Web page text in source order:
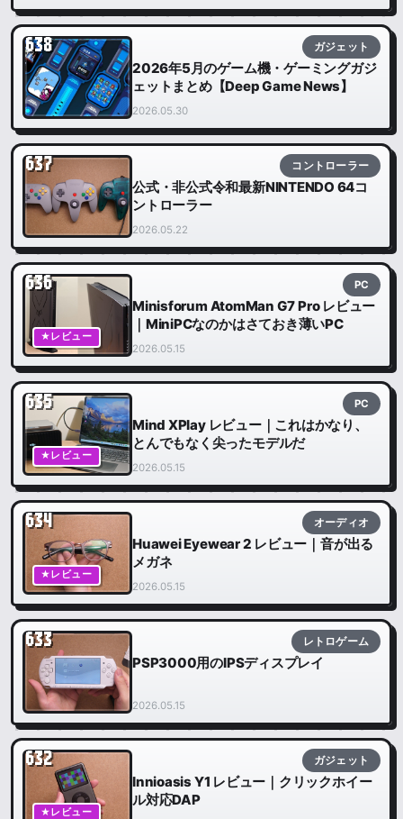
638 ガジェット
2026年5月のゲーム機・ゲーミングガジ
ェットまとめ【Deep Game News】
2026.05.30
637 コントローラー
公式・非公式令和最新NINTENDO 64コ
ントローラー
2026.05.22
★レビュー
636 PC
Minisforum AtomMan G7 Pro レビュー
｜MiniPCなのかはさておき薄いPC
2026.05.15
★レビュー
635 PC
Mind XPlay レビュー｜これはかなり、
とんでもなく尖ったモデルだ
2026.05.15
★レビュー
634 オーディオ
Huawei Eyewear 2 レビュー｜音が出る
メガネ
2026.05.15
633 レトロゲーム
PSP3000用のIPSディスプレイ
2026.05.15
★レビュー
632 ガジェット
Innioasis Y1 レビュー｜クリックホイー
ル対応DAP